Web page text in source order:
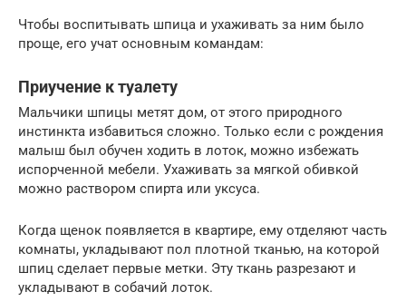
Чтобы воспитывать шпица и ухаживать за ним было
проще, его учат основным командам:
Приучение к туалету
Мальчики шпицы метят дом, от этого природного
инстинкта избавиться сложно. Только если с рождения
малыш был обучен ходить в лоток, можно избежать
испорченной мебели. Ухаживать за мягкой обивкой
можно раствором спирта или уксуса.
Когда щенок появляется в квартире, ему отделяют часть
комнаты, укладывают пол плотной тканью, на которой
шпиц сделает первые метки. Эту ткань разрезают и
укладывают в собачий лоток.